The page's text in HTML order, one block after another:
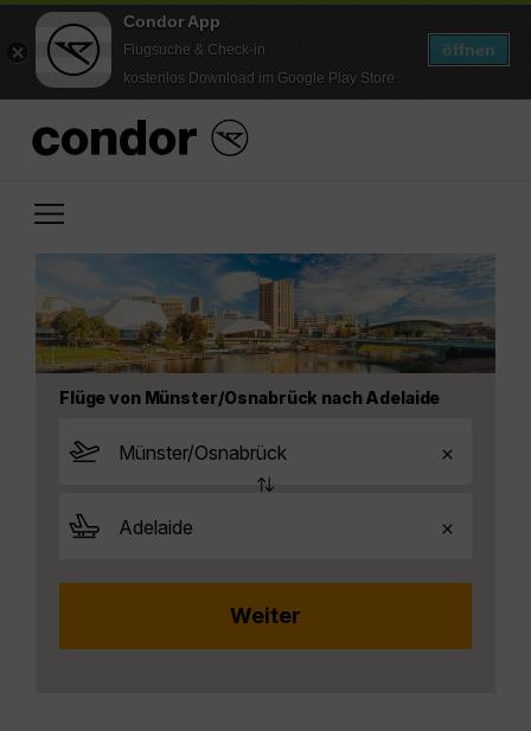
Condor App
Flugsuche & Check-in
kostenlos Download im Google Play Store
öffnen
Flüge von Münster/Osnabrück nach Adelaide